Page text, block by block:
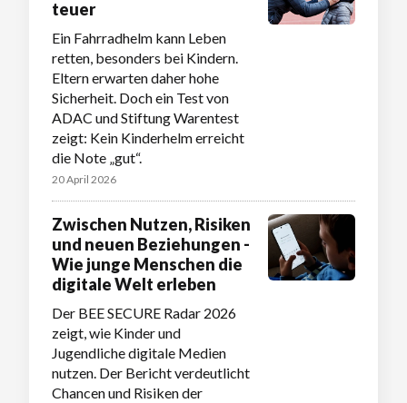
teuer
Ein Fahrradhelm kann Leben
retten, besonders bei Kindern.
Eltern erwarten daher hohe
Sicherheit. Doch ein Test von
ADAC und Stiftung Warentest
zeigt: Kein Kinderhelm erreicht
die Note „gut“.
20 April 2026
Zwischen Nutzen, Risiken
und neuen Beziehungen -
Wie junge Menschen die
digitale Welt erleben
Der BEE SECURE Radar 2026
zeigt, wie Kinder und
Jugendliche digitale Medien
nutzen. Der Bericht verdeutlicht
Chancen und Risiken der